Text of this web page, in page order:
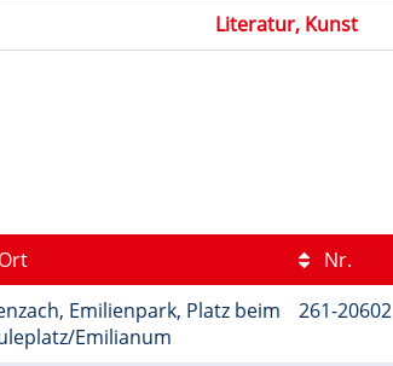
Literatur, Kunst
Ort
Nr.
Emilienpark, Platz beim
Emilianum
261-20602